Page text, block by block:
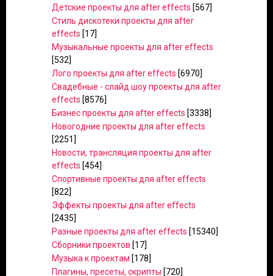
Детские проекты для after effects [567]
Стиль дискотеки проекты для after
effects [17]
Музыкальные проекты для after effects
[532]
Лого проекты для after effects [6970]
Свадебные - слайд шоу проекты для after
effects [8576]
Бизнес проекты для after effects [3338]
Новогодние проекты для after effects
[2251]
Новости, трансляция проекты для after
effects [454]
Спортивные проекты для after effects
[822]
Эффекты проекты для after effects
[2435]
Разные проекты для after effects [15340]
Сборники проектов [17]
Музыка к проектам [178]
Плагины, пресеты, скрипты [720]